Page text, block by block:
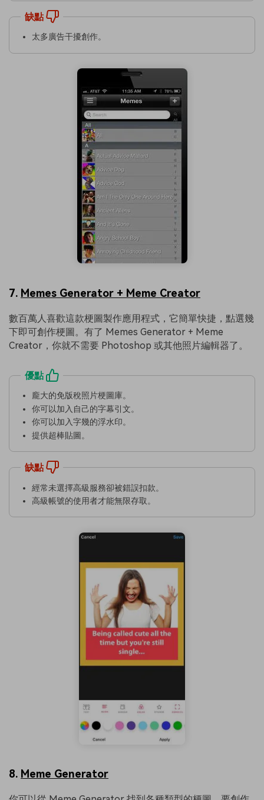
缺點
太多廣告干擾創作。
7. Memes Generator + Meme Creator
數百萬人喜歡這款梗圖製作應用程式，它簡單快捷，點選幾
下即可創作梗圖。有了 Memes Generator + Meme
Creator，你就不需要 Photoshop 或其他照片編輯器了。
優點
龐大的免版稅照片梗圖庫。
你可以加入自己的字幕引文。
你可以加入字幾的浮水印。
提供超棒貼圖。
缺點
經常未選擇高級服務卻被錯誤扣款。
高級帳號的使用者才能無限存取。
8. Meme Generator